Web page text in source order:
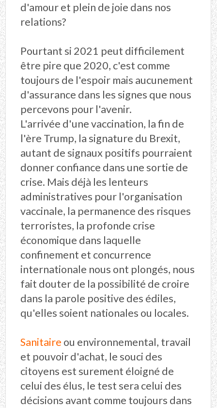
d'amour et plein de joie dans nos
relations?
Pourtant si 2021 peut difficilement
être pire que 2020, c'est comme
toujours de l'espoir mais aucunement
d'assurance dans les signes que nous
percevons pour l'avenir.
L'arrivée d'une vaccination, la fin de
l'ère Trump, la signature du Brexit,
autant de signaux positifs pourraient
donner confiance dans une sortie de
crise. Mais déjà les lenteurs
administratives pour l'organisation
vaccinale, la permanence des risques
terroristes, la profonde crise
économique dans laquelle
confinement et concurrence
internationale nous ont plongés, nous
fait douter de la possibilité de croire
dans la parole positive des édiles,
qu'elles soient nationales ou locales.
Sanitaire ou environnemental, travail
et pouvoir d'achat, le souci des
citoyens est surement éloigné de
celui des élus, le test sera celui des
décisions avant comme toujours dans